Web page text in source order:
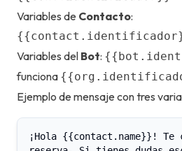
Variables de Contacto:
Variables del Bot:
funciona
Ejemplo de mensaje con tres
¡Hola {{contact.name}} ! Te